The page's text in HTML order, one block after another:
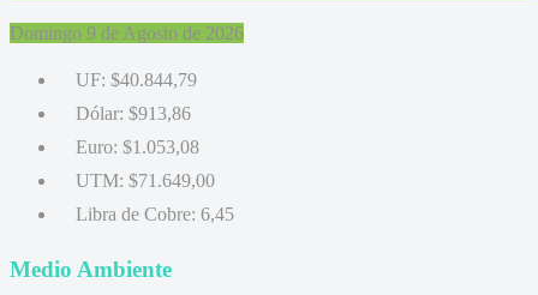
Domingo 9 de Agosto de 2026
UF: $40.844,79
Dólar: $913,86
Euro: $1.053,08
UTM: $71.649,00
Libra de Cobre: 6,45
Medio Ambiente